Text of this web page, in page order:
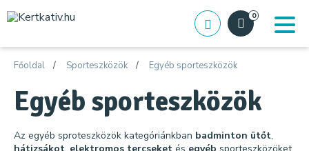
0
Főoldal Sporteszközök Egyéb sporteszközök
Egyéb sporteszközök
Az egyéb sproteszközök kategóriánkban badminton ütőt,